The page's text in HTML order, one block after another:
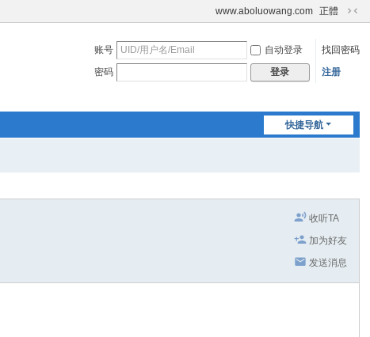
www.aboluowang.com 正體
切
到
账号 自动登录
找回密码
密码
登录 注册
快捷导航
收听TA
加为好友
发送消息